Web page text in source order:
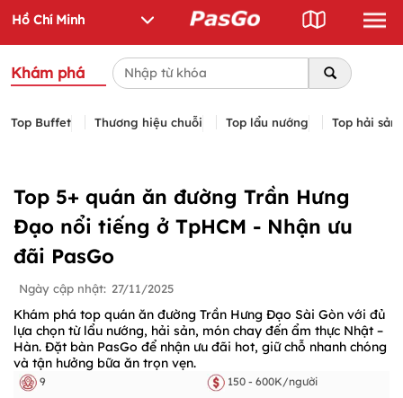
Khám phá
Top Buffet Thương hiệu chuỗi Top lẩu nướng Top hải sản
Top 5+ quán ăn đường Trần Hưng
Đạo nổi tiếng ở TpHCM - Nhận ưu
đãi PasGo
Ngày cập nhật: 27/11/2025
Khám phá top quán ăn đường Trần Hưng Đạo Sài Gòn với đủ
lựa chọn từ lẩu nướng, hải sản, món chay đến ẩm thực Nhật –
Hàn. Đặt bàn PasGo để nhận ưu đãi hot, giữ chỗ nhanh chóng
và tận hưởng bữa ăn trọn vẹn.
9
150 - 600K/người